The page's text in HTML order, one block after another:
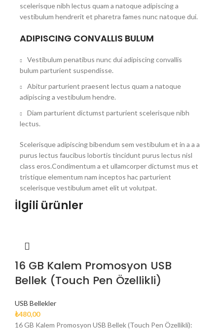
scelerisque nibh lectus quam a natoque adipiscing a
vestibulum hendrerit et pharetra fames nunc natoque dui.
ADIPISCING CONVALLIS BULUM
Vestibulum penatibus nunc dui adipiscing convallis
bulum parturient suspendisse.
Abitur parturient praesent lectus quam a natoque
adipiscing a vestibulum hendre.
Diam parturient dictumst parturient scelerisque nibh
lectus.
Scelerisque adipiscing bibendum sem vestibulum et in a a a
purus lectus faucibus lobortis tincidunt purus lectus nisl
class eros.Condimentum a et ullamcorper dictumst mus et
tristique elementum nam inceptos hac parturient
scelerisque vestibulum amet elit ut volutpat.
İlgili ürünler
16 GB Kalem Promosyon USB
Bellek (Touch Pen Özellikli)
USB Bellekler
₺480,00
16 GB Kalem Promosyon USB Bellek (Touch Pen Özellikli):